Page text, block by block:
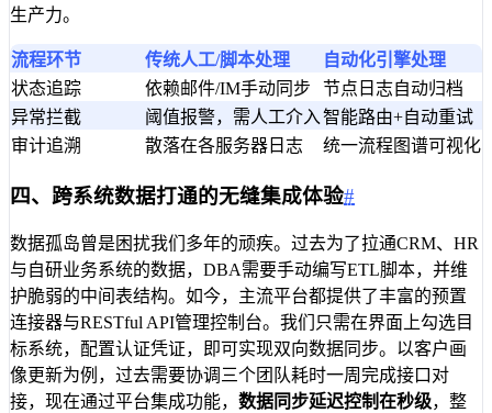
生产力。
流程环节 传统人工/脚本处理 自动化引擎处理
状态追踪
依赖邮件/IM手动同步 节点日志自动归档
异常拦截
阈值报警，需人工介入 智能路由+自动重试
审计追溯
散落在各服务器日志 统一流程图谱可视化
四、跨系统数据打通的无缝集成体验#
数据孤岛曾是困扰我们多年的顽疾。过去为了拉通CRM、HR
与自研业务系统的数据，DBA需要手动编写ETL脚本，并维
护脆弱的中间表结构。如今，主流平台都提供了丰富的预置
连接器与RESTful API管理控制台。我们只需在界面上勾选目
标系统，配置认证凭证，即可实现双向数据同步。以客户画
像更新为例，过去需要协调三个团队耗时一周完成接口对
接，现在通过平台集成功能， 数据同步延迟控制在秒级，整